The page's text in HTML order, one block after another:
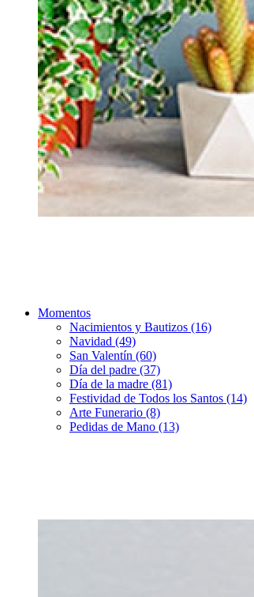
Momentos
Nacimientos y Bautizos (16)
Navidad (49)
San Valentín (60)
Día del padre (37)
Día de la madre (81)
Festividad de Todos los Santos (14)
Arte Funerario (8)
Pedidas de Mano (13)